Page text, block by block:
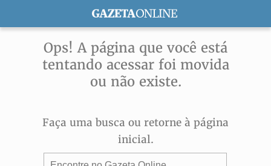
Ops! A página que você está
tentando acessar foi movida
ou não existe.
Faça uma busca ou retorne à página
inicial.